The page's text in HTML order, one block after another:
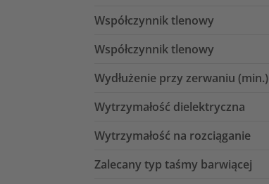
Współczynnik tlenowy
Współczynnik tlenowy
Wydłużenie przy zerwaniu (min.)
Wytrzymałość dielektryczna
Wytrzymałość na rozciąganie
Zalecany typ taśmy barwiącej